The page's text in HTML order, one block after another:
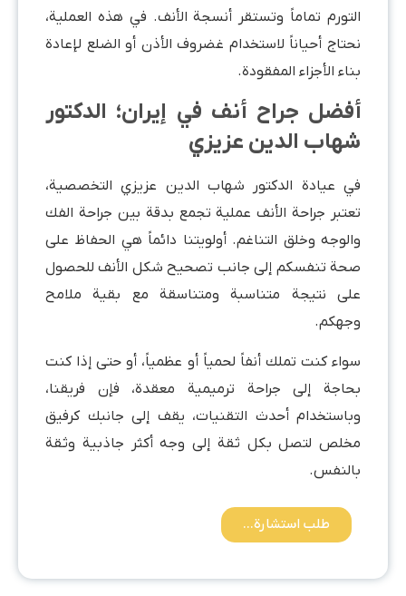
التورم تماماً وتستقر أنسجة الأنف. في هذه العملية،
نحتاج أحياناً لاستخدام غضروف الأذن أو الضلع لإعادة
بناء الأجزاء المفقودة.
أفضل جراح أنف في إيران؛ الدكتور
شهاب الدين عزيزي
في عيادة الدكتور شهاب الدين عزيزي التخصصية،
تعتبر جراحة الأنف عملية تجمع بدقة بين جراحة الفك
والوجه وخلق التناغم. أولويتنا دائماً هي الحفاظ على
صحة تنفسكم إلى جانب تصحيح شكل الأنف للحصول
على نتيجة متناسبة ومتناسقة مع بقية ملامح
وجهكم.
سواء كنت تملك أنفاً لحمياً أو عظمياً، أو حتى إذا كنت
بحاجة إلى جراحة ترميمية معقدة، فإن فريقنا،
وباستخدام أحدث التقنيات، يقف إلى جانبك كرفيق
مخلص لتصل بكل ثقة إلى وجه أكثر جاذبية وثقة
بالنفس.
طلب استشارة...